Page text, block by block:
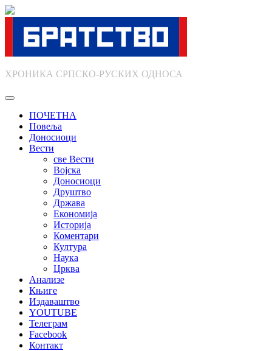
Skip
to
content
ХРОНИКА СРПСКО-РУСКИХ ОДНОСА
ПОЧЕТНА
Повеља
Доносиоци
Вести
све Вести
Војска
Доносиоци
Друштво
Држава
Економија
Историја
Коментари
Култура
Наука
Црква
Анализе
Књиге
Издаваштво
YOUTUBE
Телеграм
Facebook
Контакт